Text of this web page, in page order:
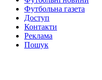
Футбольна газета
Доступ
Контакти
Реклама
Пошук